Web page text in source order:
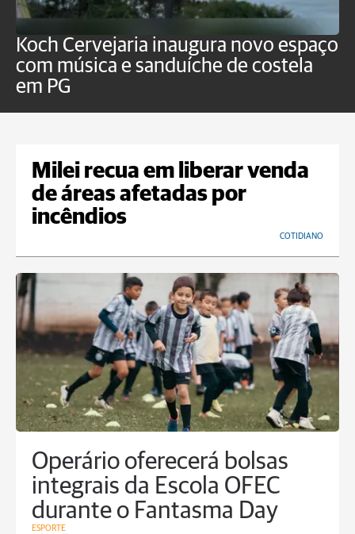
Koch Cervejaria inaugura novo espaço
com música e sanduíche de costela
em PG
Milei recua em liberar venda
de áreas afetadas por
incêndios
COTIDIANO
Operário oferecerá bolsas
integrais da Escola OFEC
durante o Fantasma Day
ESPORTE